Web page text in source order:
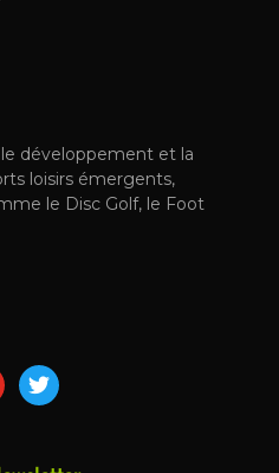
développement et la
loisirs émergents,
le Disc Golf, le Foot